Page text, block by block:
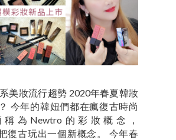
美妝流行趨勢 2020年春夏韓妝
今年的韓妞們都在瘋復古時尚
為Newtro的彩妝概念，
復古玩出一個新概念。 今年春